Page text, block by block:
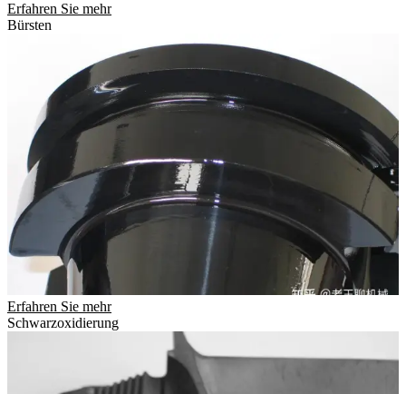
Erfahren Sie mehr
Bürsten
Erfahren Sie mehr
Schwarzoxidierung